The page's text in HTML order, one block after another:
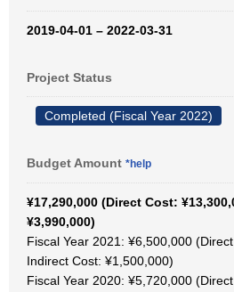
2019-04-01 – 2022-03-31
Project Status
Completed (Fiscal Year 2022)
Budget Amount *help
¥17,290,000 (Direct Cost:
¥3,990,000)
Fiscal Year 2021: ¥6,500,000 (Direct
Indirect Cost: ¥1,500,000)
Fiscal Year 2020: ¥5,720,000 (Direct